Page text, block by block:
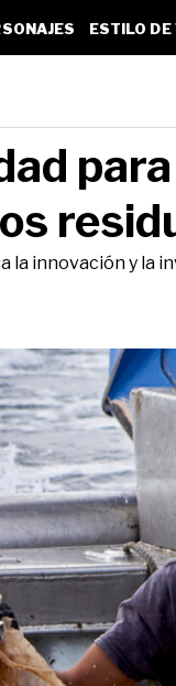
ESTILO DE
la innovación y